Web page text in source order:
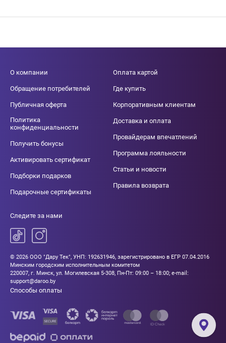
О компании
Обращение потребителей
Публичная оферта
Политика
конфиденциальности
Получить бонусы
Активировать сертификат
Подборки подарков
Подарочные сертификаты
Оплата картой
Где купить
Корпоративным клиентам
Доставка и оплата
Провайдерам впечатлений
Программа лояльности
Статьи и новости
Правила возврата
Следите за нами
© 2026 ООО "Дару Тек", УНП: 192631946, зарегистрировано в ЕГР 07.04.2016
Минским городским исполнительным комитетом
220007, г. Минск, ул. Могилевская 5-308, Пн-Пт: 09:00 – 18:00; e-mail:
support@daroo.by
Способы оплаты